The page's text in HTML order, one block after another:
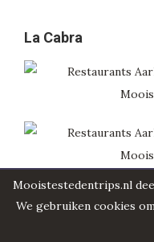
La Cabra
La Cabrais één van de
gelegen middenin het
Mooistestedentrips.nl
We gebruiken cookies